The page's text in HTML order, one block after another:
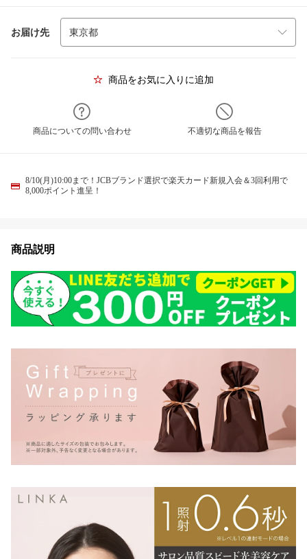
お届け先
商品をお気に入りに追加
商品についての問い合わせ 不適切な商品を報告
8/10(月)10:00まで！JCBブランド選択で楽天カード新規入会＆3回利用で
8,000ポイント進呈！
商品説明